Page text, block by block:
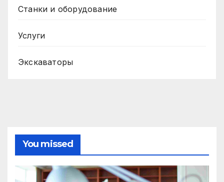
Станки и оборудование
Услуги
Экскаваторы
You missed